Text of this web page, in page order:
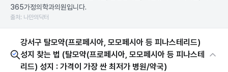
365가정의학과의원입니다.
출처: 나만의닥터
강서구 탈모약(프로페시아, 모모페시아 등 피나스테리드)
성지 찾는 법 (탈모약(프로페시아, 모모페시아 등 피나스테
리드) 성지 : 가격이 가장 싼 최저가 병원/약국)